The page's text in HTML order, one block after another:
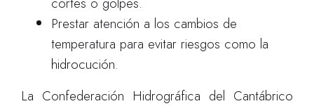
Prestar atención a los cambios de
temperatura para evitar riesgos como la
hidrocución.
La Confederación Hidrográfica del Cantábrico